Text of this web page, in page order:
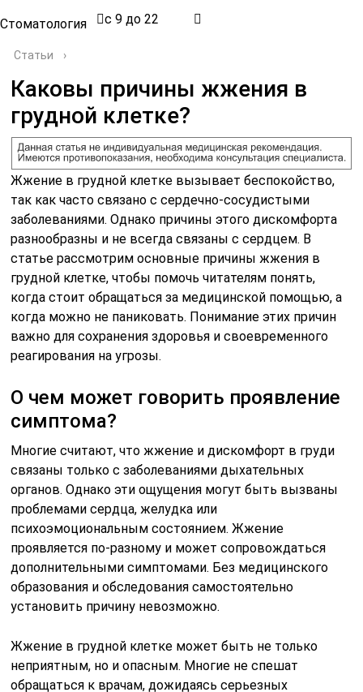
Стоматология с 9 до 22
Статьи ›
Каковы причины жжения в
грудной клетке?
Жжение в грудной клетке вызывает беспокойство,
так как часто связано с сердечно-сосудистыми
заболеваниями. Однако причины этого дискомфорта
разнообразны и не всегда связаны с сердцем. В
статье рассмотрим основные причины жжения в
грудной клетке, чтобы помочь читателям понять,
когда стоит обращаться за медицинской помощью, а
когда можно не паниковать. Понимание этих причин
важно для сохранения здоровья и своевременного
реагирования на угрозы.
О чем может говорить проявление
симптома?
Многие считают, что жжение и дискомфорт в груди
связаны только с заболеваниями дыхательных
органов. Однако эти ощущения могут быть вызваны
проблемами сердца, желудка или
психоэмоциональным состоянием. Жжение
проявляется по-разному и может сопровождаться
дополнительными симптомами. Без медицинского
образования и обследования самостоятельно
установить причину невозможно.
Жжение в грудной клетке может быть не только
неприятным, но и опасным. Многие не спешат
обращаться к врачам, дожидаясь серьезных